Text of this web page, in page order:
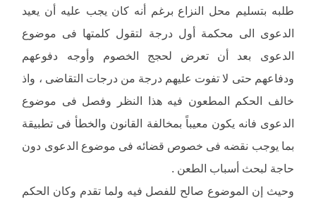
طلبه بتسليم محل النزاع برغم أنه كان يجب عليه أن يعيد
الدعوى الى محكمة أول درجة لتقول كلمتها فى موضوع
الدعوى بعد أن تعرض لحجج الخصوم وأوجه دفوعهم
ودفاعهم حتى لا تفوت عليهم درجة من درجات التقاضى ، واذ
خالف الحكم المطعون فيه هذا النظر وفصل فى موضوع
الدعوى فانه يكون معيباً بمخالفة القانون والخطأ فى تطبيقة
بما يوجب نقضه فى خصوص قضائه فى موضوع الدعوى دون
حاجة لبحث أسباب الطعن .
وحيث إن الموضوع صالح للفصل فيه ولما تقدم وكان الحكم